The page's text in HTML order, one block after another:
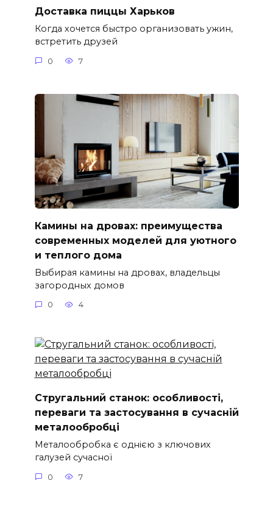
Доставка пиццы Харьков
Когда хочется быстро организовать ужин,
встретить друзей
0 7
Камины на дровах: преимущества
современных моделей для уютного
и теплого дома
Выбирая камины на дровах, владельцы
загородных домов
0 4
Стругальний станок: особливості,
переваги та застосування в сучасній
металообробці
Металообробка є однією з ключових
галузей сучасної
0 7